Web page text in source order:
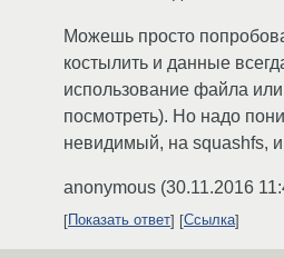
Можешь просто
костылить и данные
использование файла
посмотреть). Но надо
невидимый, на squashfs,
anonymous (30.11.2016
Показать ответ Ссылка